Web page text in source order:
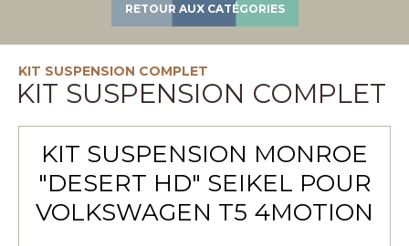
RETOUR AUX CATÉGORIES
KIT SUSPENSION COMPLET
KIT SUSPENSION COMPLET
KIT SUSPENSION MONROE
"DESERT HD" SEIKEL POUR
VOLKSWAGEN T5 4MOTION